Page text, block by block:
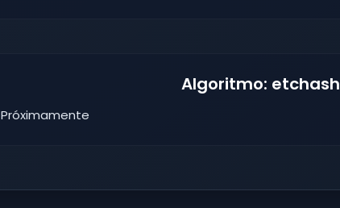
Algoritmo: etchash
Próximamente